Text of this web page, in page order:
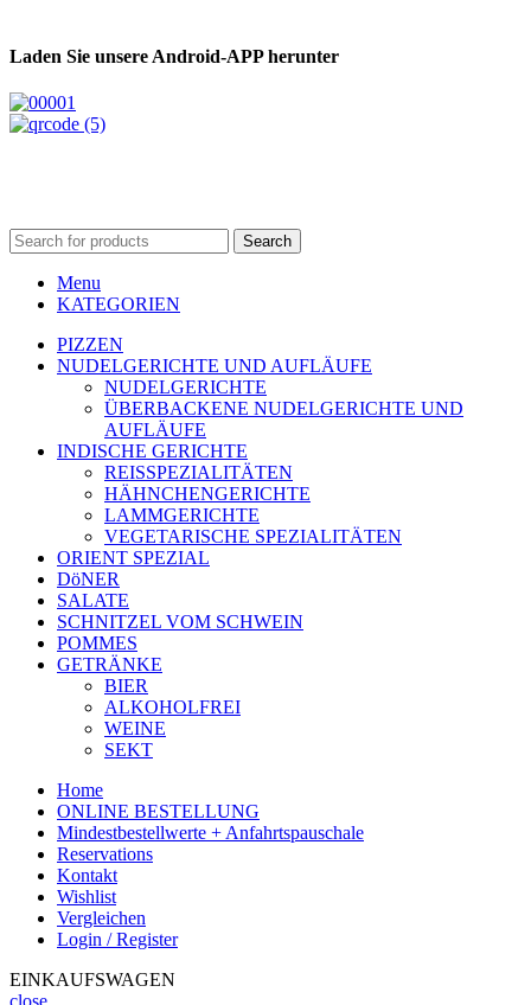
Laden Sie unsere Android-APP herunter
Search
Menu
KATEGORIEN
PIZZEN
NUDELGERICHTE UND AUFLÄUFE
NUDELGERICHTE
ÜBERBACKENE NUDELGERICHTE UND
AUFLÄUFE
INDISCHE GERICHTE
REISSPEZIALITÄTEN
HÄHNCHENGERICHTE
LAMMGERICHTE
VEGETARISCHE SPEZIALITÄTEN
ORIENT SPEZIAL
DöNER
SALATE
SCHNITZEL VOM SCHWEIN
POMMES
GETRÄNKE
BIER
ALKOHOLFREI
WEINE
SEKT
Home
ONLINE BESTELLUNG
Mindestbestellwerte + Anfahrtspauschale
Reservations
Kontakt
Wishlist
Vergleichen
Login / Register
EINKAUFSWAGEN
close